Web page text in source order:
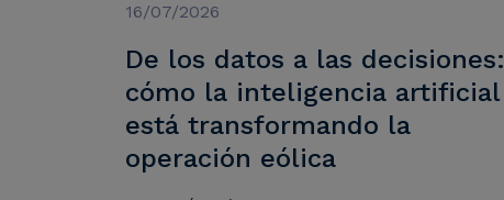
16/07/2026
De los datos a las decisiones:
cómo la inteligencia artificial
está transformando la
operación eólica